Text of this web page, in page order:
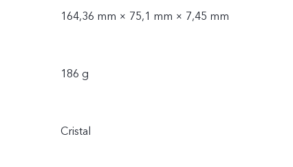
164,36 mm × 75,1 mm × 7,45 mm
186 g
Cristal